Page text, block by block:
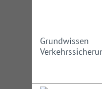
Grundwissen